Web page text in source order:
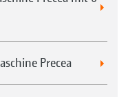
Precea